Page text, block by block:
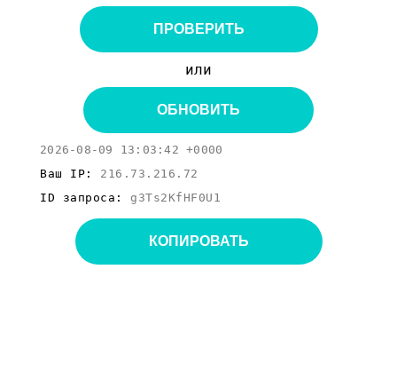
ПРОВЕРИТЬ
или
ОБНОВИТЬ
2026-08-09 13:03:42 +0000
Ваш IP: 216.73.216.72
ID запроса: g3Ts2KfHF0U1
КОПИРОВАТЬ